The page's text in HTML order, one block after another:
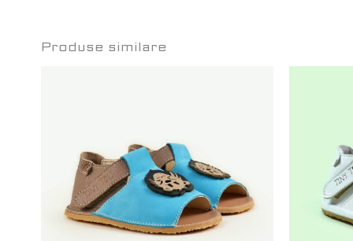
Produse similare